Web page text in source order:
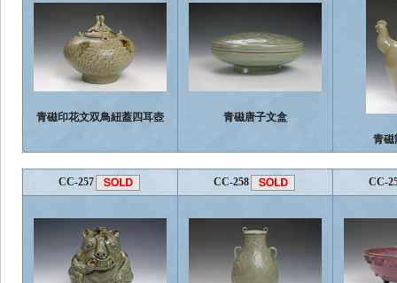
青磁印花文双鳥紐蓋四耳壺
青磁唐子文盒
青磁
CC-257 CC-258 CC-